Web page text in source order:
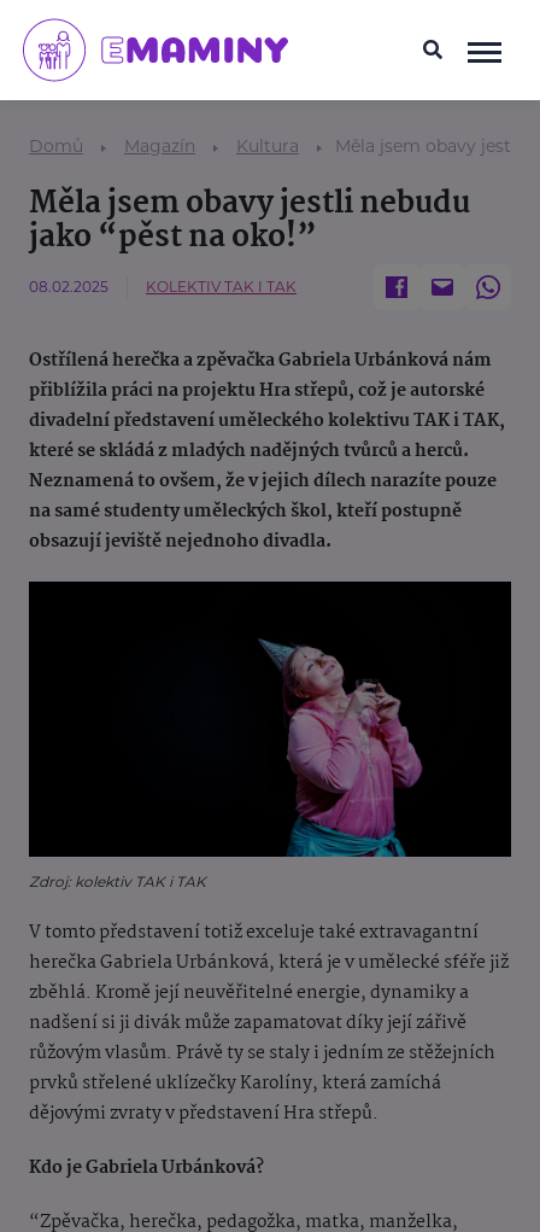
Domů Magazín Kultura Měla jsem obavy jestli
Měla jsem obavy jestli nebudu
jako “pěst na oko!”
08.02.2025 KOLEKTIV TAK I TAK
Ostřílená herečka a zpěvačka Gabriela Urbánková nám
přiblížila práci na projektu Hra střepů, což je autorské
divadelní představení uměleckého kolektivu TAK i TAK,
které se skládá z mladých nadějných tvůrců a herců.
Neznamená to ovšem, že v jejich dílech narazíte pouze
na samé studenty uměleckých škol, kteří postupně
obsazují jeviště nejednoho divadla.
Zdroj: kolektiv TAK i TAK
V tomto představení totiž exceluje také extravagantní
herečka Gabriela Urbánková, která je v umělecké sféře již
zběhlá. Kromě její neuvěřitelné energie, dynamiky a
nadšení si ji divák může zapamatovat díky její zářivě
růžovým vlasům. Právě ty se staly i jedním ze stěžejních
prvků střelené uklízečky Karolíny, která zamíchá
dějovými zvraty v představení Hra střepů.
Kdo je Gabriela Urbánková?
“Zpěvačka, herečka, pedagožka, matka, manželka,